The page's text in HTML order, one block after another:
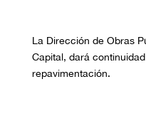
La Dirección de Obras
Capital, dará
repavimentación.